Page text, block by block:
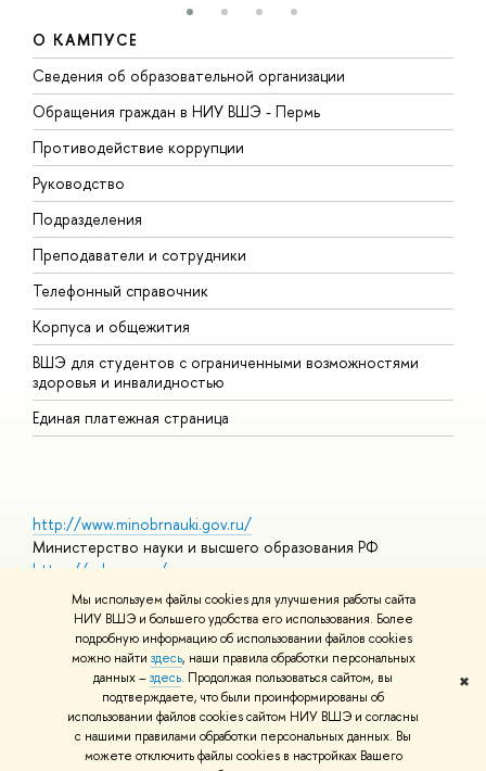
Мы используем файлы cookies для улучшения работы сайта
НИУ ВШЭ и большего удобства его использования. Более
подробную информацию об использовании файлов cookies
можно найти здесь, наши правила обработки персональных
данных –здесь. Продолжая пользоваться сайтом, вы
подтверждаете, что были проинформированы об
использовании файлов cookies сайтом НИУ ВШЭ и согласны
с нашими правилами обработки персональных данных. Вы
можете отключить файлы cookies в настройках Вашего
✖
О КАМПУСЕ
Сведения об образовательной организации
Обращения граждан в НИУ ВШЭ - Пермь
Противодействие коррупции
Руководство
Подразделения
Преподаватели и сотрудники
Телефонный справочник
Корпуса и общежития
ВШЭ для студентов с ограниченными возможностями
здоровья и инвалидностью
Единая платежная страница
http://www.minobrnauki.gov.ru/
Министерство науки и высшего образования РФ
https://edu.gov.ru/
Министерство просвещения РФ
https://elearning.hse.ru/mooc
Массовые открытые онлайн-курсы
© НИУ ВШЭ 1993–2026 Условия использования материалов
Адреса и контакты Карта сайта
Шрифты HSE Sans и HSE Slab разработаны вШколе дизайна НИУ